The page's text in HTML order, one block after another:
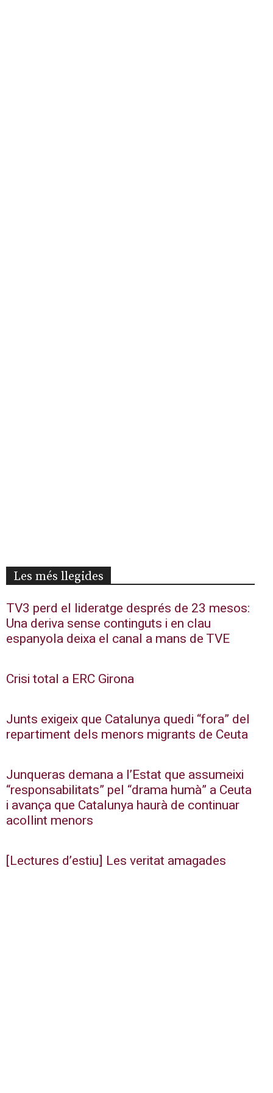
Les més llegides
TV3 perd el lideratge després de 23 mesos:
Una deriva sense continguts i en clau
espanyola deixa el canal a mans de TVE
Crisi total a ERC Girona
Junts exigeix que Catalunya quedi “fora” del
repartiment dels menors migrants de Ceuta
Junqueras demana a l’Estat que assumeixi
“responsabilitats” pel “drama humà” a Ceuta
i avança que Catalunya haurà de continuar
acollint menors
[Lectures d’estiu] Les veritat amagades